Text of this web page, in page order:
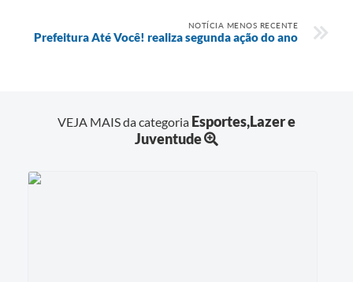
NOTÍCIA MENOS RECENTE
Prefeitura Até Você! realiza segunda ação do ano
VEJA MAIS da categoria Esportes,Lazer e
Juventude